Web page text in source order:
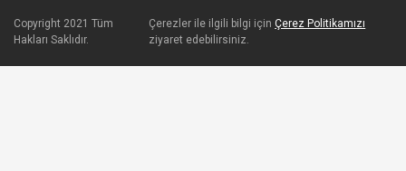
Copyright 2021 Tüm
Hakları Saklıdır.
Çerezler ile ilgili bilgi içinÇerez Politikamızı
ziyaret edebilirsiniz.